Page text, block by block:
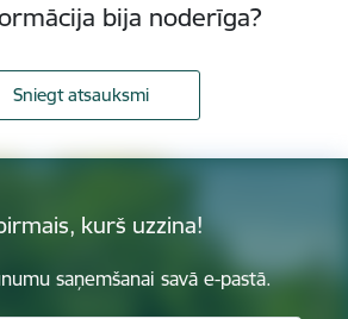
bija noderīga?
Sniegt atsauksmi
kurš uzzina!
saņemšanai savā e-pastā.